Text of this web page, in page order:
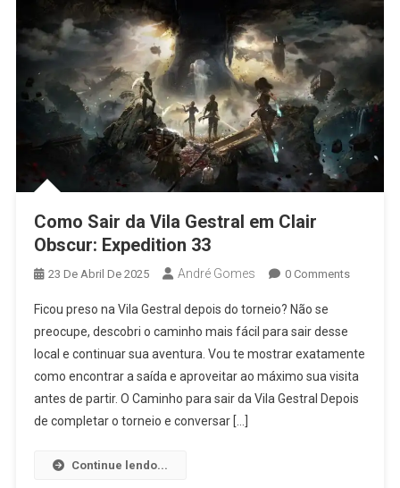
Como Sair da Vila Gestral em Clair
Obscur: Expedition 33
23 De Abril De 2025 André Gomes 0 Comments
Ficou preso na Vila Gestral depois do torneio? Não se
preocupe, descobri o caminho mais fácil para sair desse
local e continuar sua aventura. Vou te mostrar exatamente
como encontrar a saída e aproveitar ao máximo sua visita
antes de partir. O Caminho para sair da Vila Gestral Depois
de completar o torneio e conversar […]
Continue lendo...